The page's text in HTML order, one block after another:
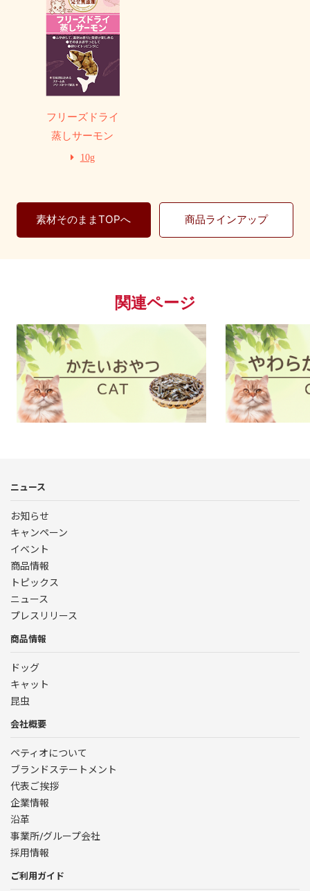
フリーズドライ
蒸しサーモン
10g
素材そのままTOPへ 商品ラインアップ
関連ページ
ニュース
お知らせ
キャンペーン
イベント
商品情報
トピックス
ニュース
プレスリリース
商品情報
ドッグ
キャット
昆虫
会社概要
ペティオについて
ブランドステートメント
代表ご挨拶
企業情報
沿革
事業所/グループ会社
採用情報
ご利用ガイド